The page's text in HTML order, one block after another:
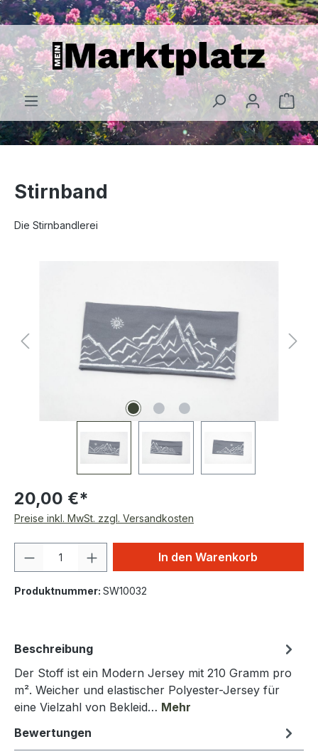
springen
Stirnband
Die Stirnbandlerei
20,00 €*
Preise inkl. MwSt. zzgl. Versandkosten
Produkt Anzahl: Gib denIn den Warenkorb
Produktnummer: SW10032
Beschreibung
Der Stoff ist ein Modern Jersey mit 210 Gramm pro
m². Weicher und elastischer Polyester-Jersey für
eine Vielzahl von Bekleid… Mehr
Bewertungen